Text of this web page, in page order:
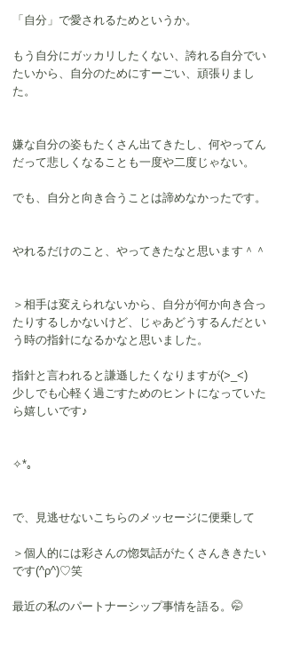
「自分」で愛されるためというか。
もう自分にガッカリしたくない、誇れる自分でい
たいから、自分のためにすーごい、頑張りまし
た。
嫌な自分の姿もたくさん出てきたし、何やってん
だって悲しくなることも一度や二度じゃない。
でも、自分と向き合うことは諦めなかったです。
やれるだけのこと、やってきたなと思います＾＾
＞相手は変えられないから、自分が何か向き合っ
たりするしかないけど、じゃあどうするんだとい
う時の指針になるかなと思いました。
指針と言われると謙遜したくなりますが(>_<)
少しでも心軽く過ごすためのヒントになっていた
ら嬉しいです♪
✧*｡
で、見逃せないこちらのメッセージに便乗して
＞個人的には彩さんの惚気話がたくさんききたい
です(^ρ^)♡笑
最近の私のパートナーシップ事情を語る。🤭